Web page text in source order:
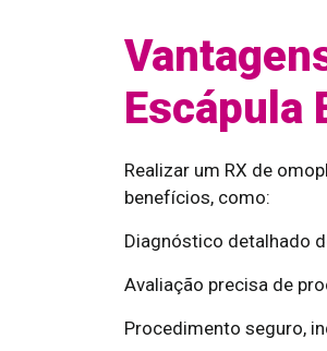
Escápula
Realizar um RX de
benefícios, como:
Diagnóstico detalhado
Avaliação precisa de
Procedimento seguro,